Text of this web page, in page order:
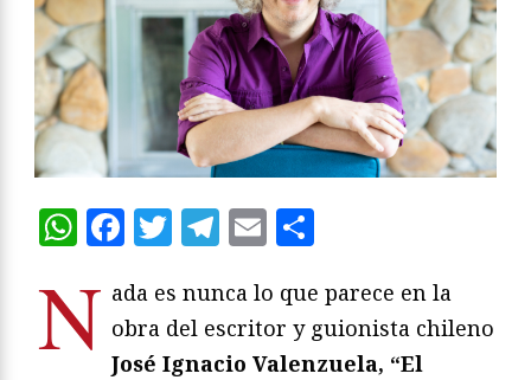
WhatsApp
Facebook
Twitter
Telegram
Email
N ada es nunca lo que parece en la
obra del escritor y guionista chileno
José Ignacio Valenzuela, “El